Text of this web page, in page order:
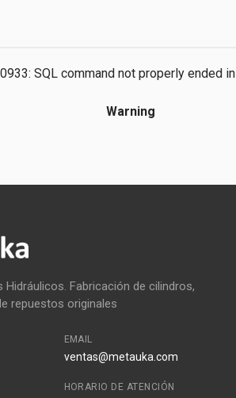
SQL command not properly ended in
Warning
Hidráulicos. Fabricación de cilindros,
repuestos originales
EMAIL
ventas@metauka.com
HORARIO DE ATENCIÓN